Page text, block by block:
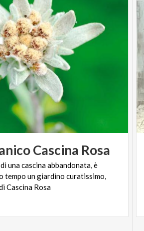
Cascina Rosa
una cascina abbandonata, è
tempo un giardino curatissimo,
Cascina Rosa